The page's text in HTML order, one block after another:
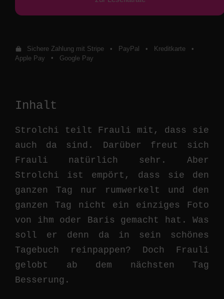
Sichere Zahlung mit Stripe • PayPal • Kreditkarte
•
Apple Pay
• Google Pay
Inhalt
Strolchi teilt Frauli mit, dass sie
auch da sind. Darüber freut sich
Frauli natürlich sehr. Aber
Strolchi ist empört, dass sie den
ganzen Tag nur rumwerkelt und den
ganzen Tag nicht ein einziges Foto
von ihm oder Baris gemacht hat. Was
soll er denn da in sein schönes
Tagebuch reinpappen? Doch Frauli
gelobt ab dem nächsten Tag
Besserung.